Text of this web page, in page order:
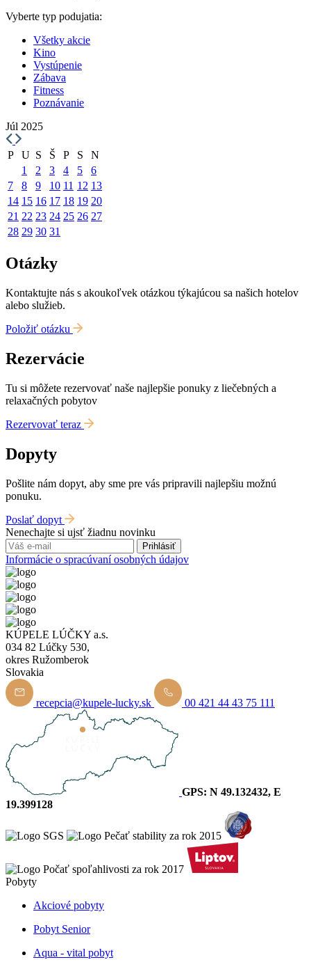
Vyberte typ podujatia:
Všetky akcie
Kino
Vystúpenie
Zábava
Fitness
Poznávanie
Júl 2025
P U S Š P S
N
1
2 3 4 5
6
7
8 9 10 11 12 13
14 15 16 17 18 19 20
21 22 23 24 25 26 27
28 29 30 31
Otázky
Kontaktujte nás s akoukoľvek otázkou týkajúcou sa našich hotelov
alebo služieb.
Položiť otázku
Rezervácie
Tu si môžete rezervovať naše najlepšie ponuky z liečebných a
relaxačných pobytov
Rezervovať teraz
Dopyty
Pošlite nám dopyt, aby sme pre vás pripravili najlepšiu možnú
ponuku.
Poslať dopyt
Nenechajte si ujsť žiadnu novinku
Prihlásiť
Informácie o spracúvaní osobných údajov
KÚPELE LÚČKY a.s.
034 82 Lúčky 530,
okres Ružomberok
Slovakia
recepcia@kupele-lucky.sk 00 421 44 43 75 111
GPS: N 49.132432, E
19.399128
Pobyty
Akciové pobyty
Pobyt Senior
Aqua - vital pobyt